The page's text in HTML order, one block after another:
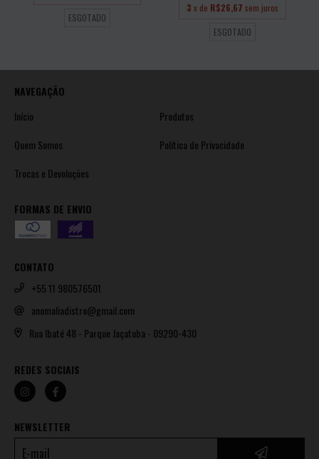
ESGOTADO
3 x de R$26,67 sem juros
ESGOTADO
NAVEGAÇÃO
Início
Produtos
Quem Somos
Política de Privacidade
Trocas e Devoluções
FORMAS DE ENVIO
CONTATO
+55 11 980576501
anomaliadistro@gmail.com
Rua Ibaté 48 - Parque Jaçatuba - 09290-430
REDES SOCIAIS
NEWSLETTER